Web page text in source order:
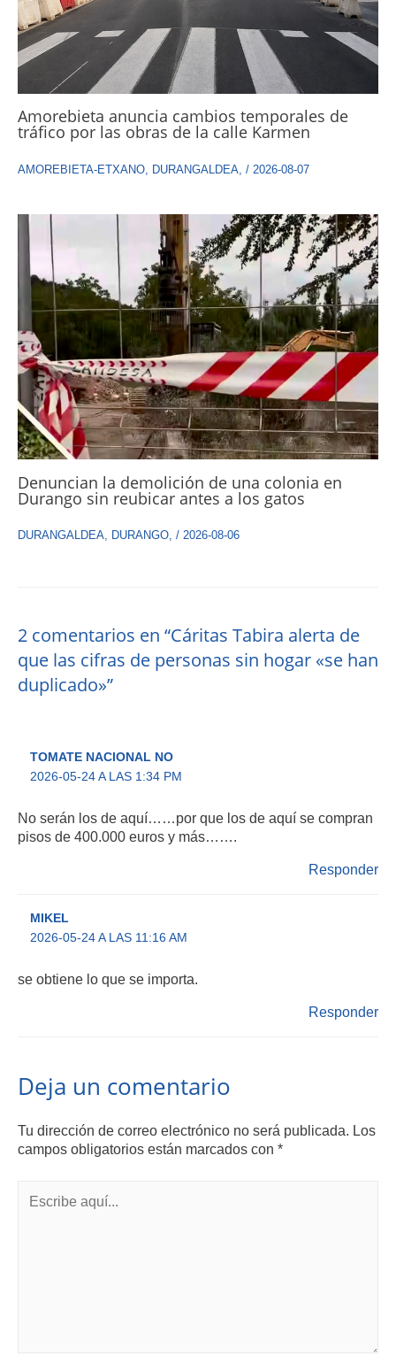
Amorebieta anuncia cambios temporales de
tráfico por las obras de la calle Karmen
AMOREBIETA-ETXANO DURANGALDEA / 2026-08-07
Denuncian la demolición de una colonia en
Durango sin reubicar antes a los gatos
DURANGALDEA, DURANGO, / 2026-08-06
2 comentarios en “Cáritas Tabira alerta de
que las cifras de personas sin hogar «se han
duplicado»”
TOMATE NACIONAL NO
2026-05-24 A LAS 1:34 PM
No serán los de aquí……por que los de aquí se compran
pisos de 400.000 euros y más…….
Responder
MIKEL
2026-05-24 A LAS 11:16 AM
se obtiene lo que se importa.
Responder
Deja un comentario
Tu dirección de correo electrónico no será publicada. Los
campos obligatorios están marcados con *